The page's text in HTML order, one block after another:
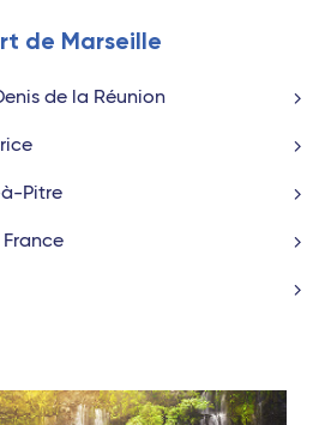
de Marseille
de la Réunion
Pitre